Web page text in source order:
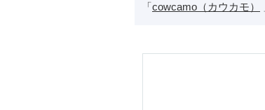
「cowcamo（カウカモ）